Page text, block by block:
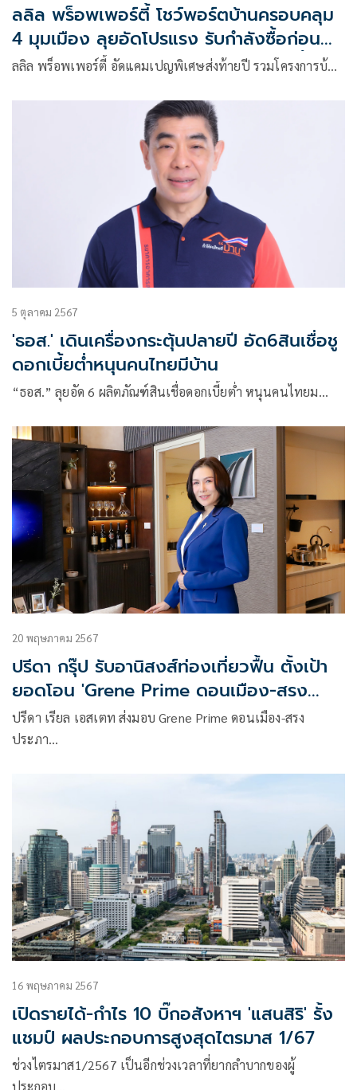
ลลิล พร็อพเพอร์ตี้ โชว์พอร์ตบ้านครอบคลุม
4 มุมเมือง ลุยอัดโปรแรง รับกำลังซื้อก่อน
หมดมาตรการกระตุ้นของภาครัฐปลายปีนี้
ลลิล พร็อพเพอร์ตี้ อัดแคมเปญพิเศษส่งท้ายปี รวมโครงการบ้…
5 ตุลาคม 2567
'ธอส.' เดินเครื่องกระตุ้นปลายปี อัด6สินเชื่อชู
ดอกเบี้ยต่ำหนุนคนไทยมีบ้าน
“ธอส.” ลุยอัด 6 ผลิตภัณฑ์สินเชื่อดอกเบี้ยต่ำ หนุนคนไทยม…
20 พฤษภาคม 2567
ปรีดา กรุ๊ป รับอานิสงส์ท่องเที่ยวฟื้น ตั้งเป้า
ยอดโอน 'Grene Prime ดอนเมือง-สรง
ประภา' 60%
ปรีดา เรียล เอสเตท ส่งมอบ Grene Prime ดอนเมือง-สรง
ประภา…
16 พฤษภาคม 2567
เปิดรายได้-กำไร 10 บิ๊กอสังหาฯ 'แสนสิริ' รั้ง
แชมป์ ผลประกอบการสูงสุดไตรมาส 1/67
ช่วงไตรมาส1/2567 เป็นอีกช่วงเวลาที่ยากลำบากของผู้
ประกอบ…